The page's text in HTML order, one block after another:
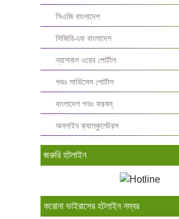
সিএজি বাংলাদেশ
সিজিডিএফ বাংলাদেশ
ন্যাশনাল ওয়েব পোর্টাল
গভঃ সার্ভিসেস পোর্টাল
বাংলাদেশ গভঃ ফরমস্‌
অনলাইন ক্যালকুলেটরস
জরুরি হটলাইন
করোনা ভাইরাসের হটলাইন নম্বর